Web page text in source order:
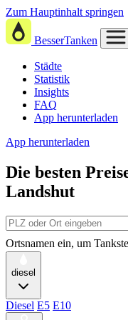
Zum Hauptinhalt springen
BesserTanken
Städte
Statistik
Insights
FAQ
App herunterladen
App herunterladen
Die besten
Landshut
Ortsnamen ein, um
diesel
Diesel E5 E10